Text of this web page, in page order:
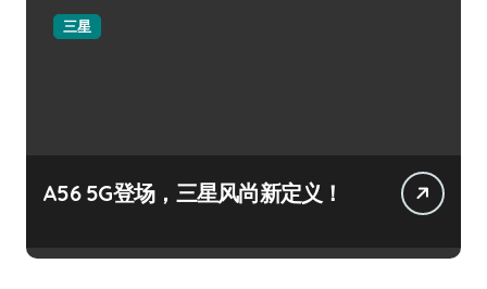
三星
A56 5G登场，三星风尚新定义！